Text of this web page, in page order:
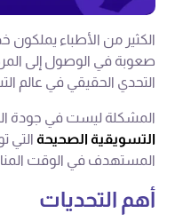
الكثير من الأطباء
صعوبة في الوصول إلى
التحدي الحقيقي في عالم
المشكلة ليست في جودة
التسويقية الصحيحة التي
المستهدف في الوقت
أهم التحديات